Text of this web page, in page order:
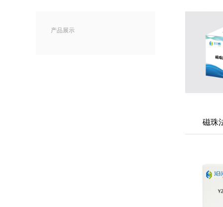
产品展示
磁珠